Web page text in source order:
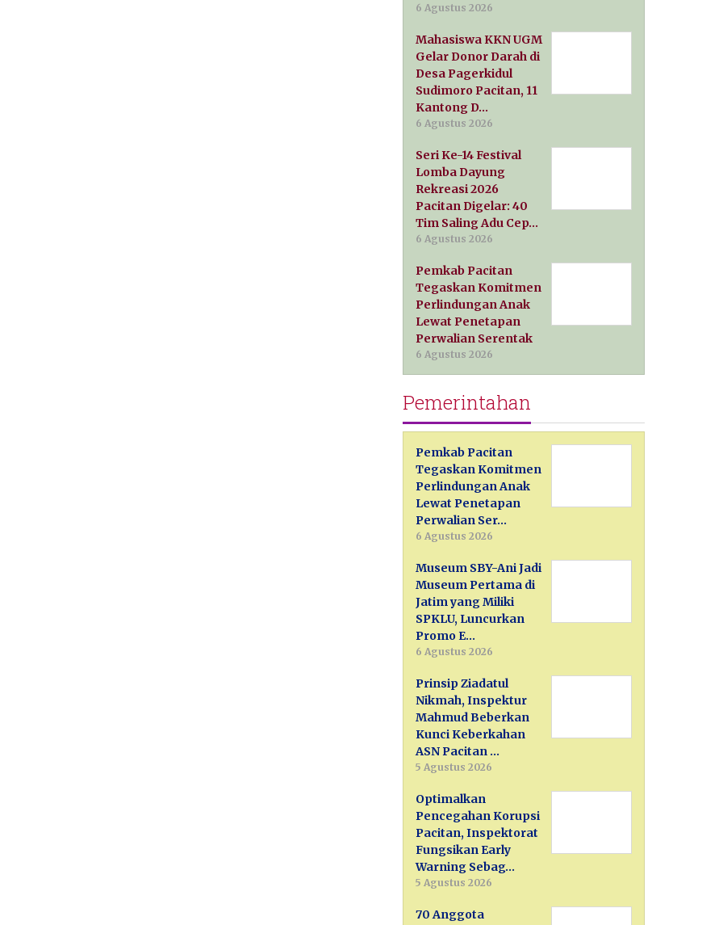
6 Agustus 2026
Mahasiswa KKN UGM
Gelar Donor Darah di
Desa Pagerkidul
Sudimoro Pacitan, 11
Kantong D…
6 Agustus 2026
Seri Ke-14 Festival
Lomba Dayung
Rekreasi 2026
Pacitan Digelar: 40
Tim Saling Adu Cep…
6 Agustus 2026
Pemkab Pacitan
Tegaskan Komitmen
Perlindungan Anak
Lewat Penetapan
Perwalian Serentak
6 Agustus 2026
Pemerintahan
Pemkab Pacitan
Tegaskan Komitmen
Perlindungan Anak
Lewat Penetapan
Perwalian Ser…
6 Agustus 2026
Museum SBY-Ani Jadi
Museum Pertama di
Jatim yang Miliki
SPKLU, Luncurkan
Promo E…
6 Agustus 2026
Prinsip Ziadatul
Nikmah, Inspektur
Mahmud Beberkan
Kunci Keberkahan
ASN Pacitan …
5 Agustus 2026
Optimalkan
Pencegahan Korupsi
Pacitan, Inspektorat
Fungsikan Early
Warning Sebag…
5 Agustus 2026
70 Anggota